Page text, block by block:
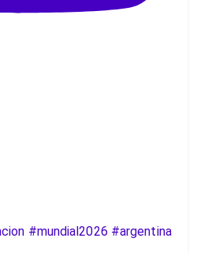
#mundial2026 #argentina